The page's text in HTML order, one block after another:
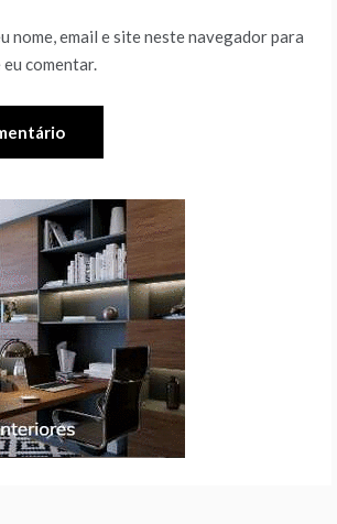
nome, email e site neste navegador para
comentar.